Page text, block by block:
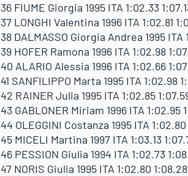
36 FIUME Giorgia 1995 ITA 1:02.33
37 LONGHI Valentina 1996 ITA 1:02.81
38 DALMASSO Giorgia Andrea 1995 ITA
39 HOFER Ramona 1996 ITA 1:02.98
40 ALARIO Alessia 1996 ITA 1:02.66
41 SANFILIPPO Marta 1995 ITA 1:02.98
42 RAINER Julia 1995 ITA 1:02.85
43 GABLONER Miriam 1996 ITA 1:02.95
44 OLEGGINI Costanza 1995 ITA
45 MICELI Martina 1997 ITA 1:03.13
46 PESSION Giulia 1994 ITA 1:02.73
47 NORIS Giulia 1995 ITA 1:02.80